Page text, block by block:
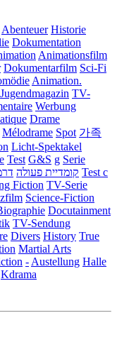
Abenteuer Historie
Dokumentation
Animationsfilm
Dokumentarfilm Sci-Fi
Animation.
Jugendmagazin TV-
Werbung
Drame
Mélodrame Spot 가족
Licht-Spektakel
Test G&S g Serie
קומדיית פעולה Test c
Fiction TV-Serie
Science-Fiction
Docutainment
TV-Sendung
Divers History True
Martial Arts
- Austellung Halle
Kdrama